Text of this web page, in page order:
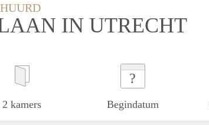
IN UTRECHT
2 kamers
?
Begindatum